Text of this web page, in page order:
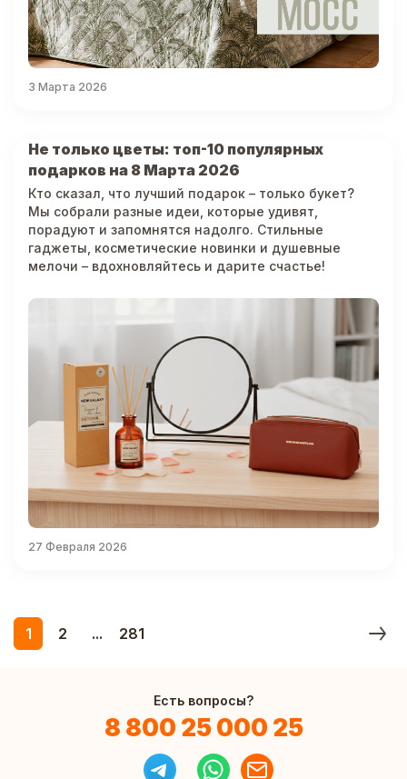
3 Марта 2026
27 Февраля 2026
Не только цветы: топ-10 популярных
подарков на 8 Марта 2026
Кто сказал, что лучший подарок – только букет?
Мы собрали разные идеи, которые удивят,
порадуют и запомнятся надолго. Стильные
гаджеты, косметические новинки и душевные
мелочи – вдохновляйтесь и дарите счастье!
1 2 ... 281
Есть вопросы?
8 800 25 000 25